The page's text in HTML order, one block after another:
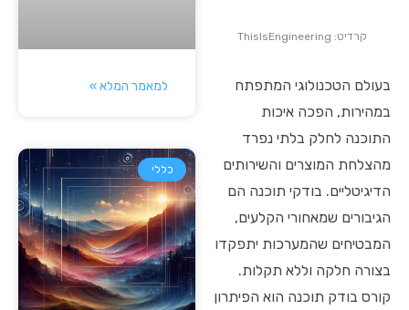
קרדיט: ThisIsEngineering
בעולם הטכנולוגי המתפתח
במהירות, הפכה איכות
התוכנה לחלק בלתי נפרד
מהצלחת המוצרים והשירותים
הדיגיטליים. בודקי תוכנה הם
הגיבורים שמאחורי הקלעים,
המבטיחים שהמערכות יתפקדו
בצורה חלקה וללא תקלות.
קורס בודק תוכנה הוא הפיתרון
למאמר המלא »
כללי